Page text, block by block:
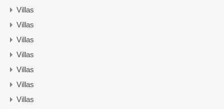
Villas
Villas
Villas
Villas
Villas
Villas
Villas